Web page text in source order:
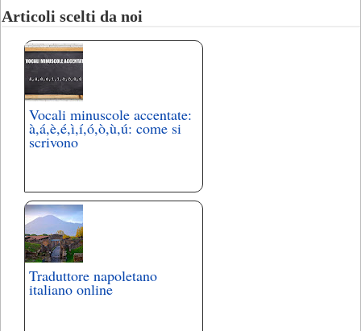
Articoli scelti da noi
Vocali minuscole accentate:
à,á,è,é,ì,í,ó,ò,ù,ú: come si
scrivono
Traduttore napoletano
italiano online